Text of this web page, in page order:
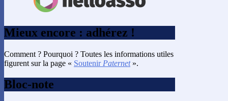
Mieux encore : adhérez !
Comment ? Pourquoi ? Toutes les informations utiles
figurent sur la page « Soutenir Paternet».
Bloc-note